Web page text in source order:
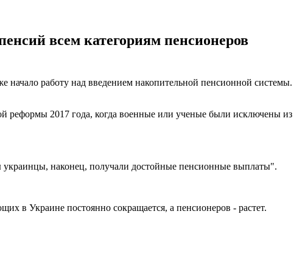
всем категориям пенсионеров
начало работу над введением накопительной пенсионной системы.
реформы 2017 года, когда военные или ученые были исключены из
украинцы, наконец, получали достойные пенсионные выплаты".
в Украине постоянно сокращается, а пенсионеров - растет.